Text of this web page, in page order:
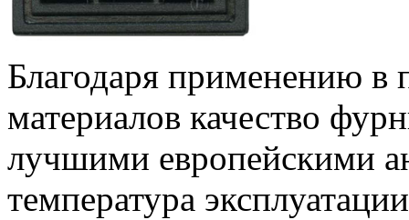
Благодаря применению в
материалов качество
лучшими европейскими
температура